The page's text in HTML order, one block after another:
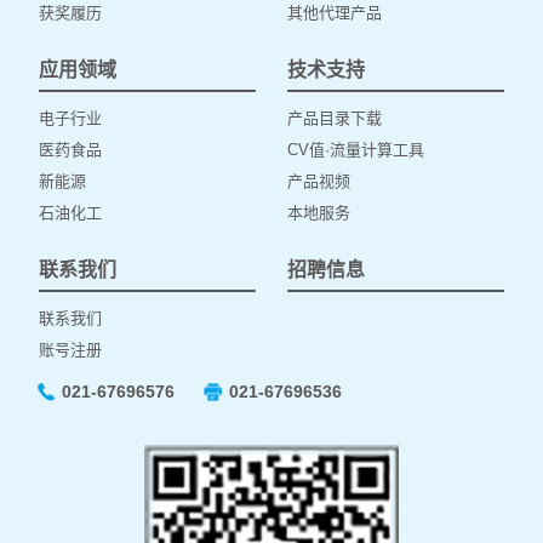
获奖履历 其他代理产品
应用领域
电子行业
医药食品
新能源
石油化工
技术支持
产品目录下载
CV值·流量计算工具
产品视频
本地服务
联系我们
联系我们
账号注册
招聘信息
021-67696576 021-67696536